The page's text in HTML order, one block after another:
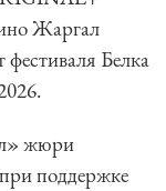
Жаргал
Белка
жюри
поддержке